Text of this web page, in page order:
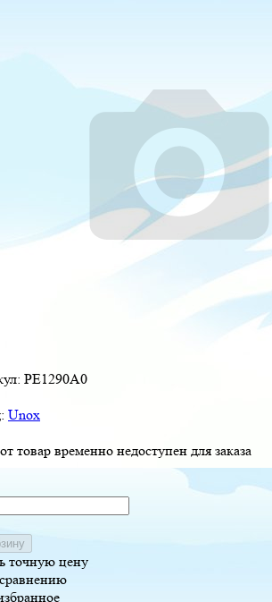
PE1290A0
Unox
товар временно недоступен для заказа
точную цену